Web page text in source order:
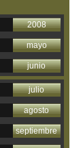
2008
mayo
junio
julio
agosto
septiembre